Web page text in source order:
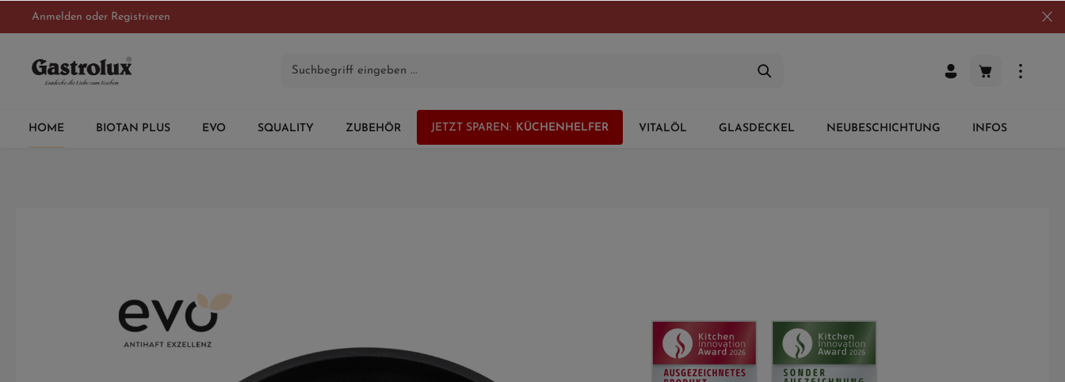
Anmelden oder Registrieren
HOME BIOTAN PLUS EVO SQUALITY ZUBEHÖR KÜCHENHELFER VITALÖL GLASDECKEL NEUBESCHICHTUNG INFOS